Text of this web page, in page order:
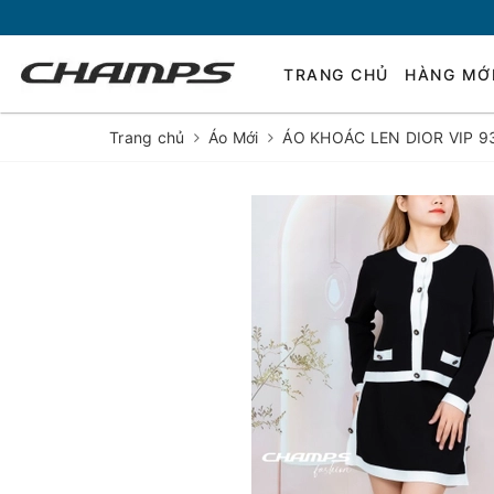
TRANG CHỦ HÀNG
Trang chủ Áo Mới ÁO KHOÁC LEN DIOR VIP